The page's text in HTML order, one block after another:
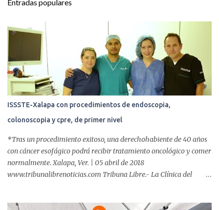
s
Entradas populares
ISSSTE-Xalapa con procedimientos de endoscopia,
colonoscopia y cpre, de primer nivel
*Tras un procedimiento exitoso, una derechohabiente de 40 años
con cáncer esofágico podrá recibir tratamiento oncológico y comer
normalmente. Xalapa, Ver. | 05 abril de 2018
www.tribunalibrenoticias.com Tribuna Libre.- La Clínica del